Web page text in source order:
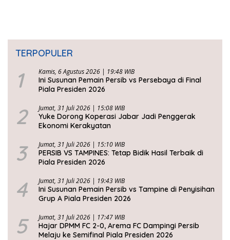
TERPOPULER
1 Kamis, 6 Agustus 2026 | 19:48 WIB
Ini Susunan Pemain Persib vs Persebaya di Final
Piala Presiden 2026
2 Jumat, 31 Juli 2026 | 15:08 WIB
Yuke Dorong Koperasi Jabar Jadi Penggerak
Ekonomi Kerakyatan
3 Jumat, 31 Juli 2026 | 15:10 WIB
PERSIB VS TAMPINES: Tetap Bidik Hasil Terbaik di
Piala Presiden 2026
4 Jumat, 31 Juli 2026 | 19:43 WIB
Ini Susunan Pemain Persib vs Tampine di Penyisihan
Grup A Piala Presiden 2026
5 Jumat, 31 Juli 2026 | 17:47 WIB
Hajar DPMM FC 2-0, Arema FC Dampingi Persib
Melaju ke Semifinal Piala Presiden 2026